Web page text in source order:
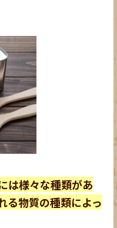
は様々な種類があ
る物質の種類によっ